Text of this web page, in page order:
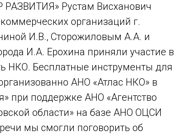
Рустам Висханович
организаций г.
И.В., Сторожиловым А.А. и
И.А. Ерохина приняли участие в
НКО. Бесплатные инструменты для
АНО «Атлас НКО» в
при поддержке АНО «Агентство
области» на базе АНО ОЦСИ
мы смогли поговорить об